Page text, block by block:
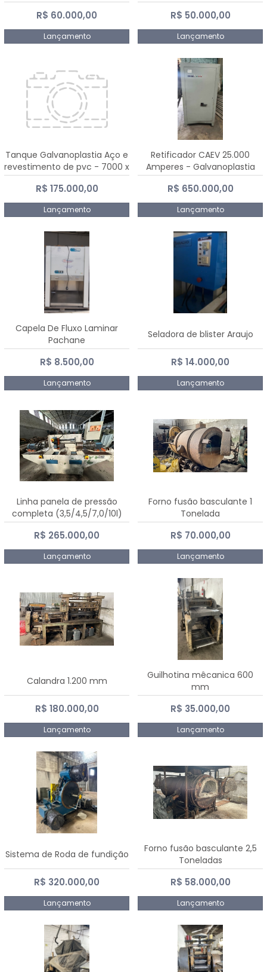
R$ 60.000,00
Lançamento
R$ 50.000,00
Lançamento
Tanque Galvanoplastia Aço e
revestimento de pvc - 7000 x
2200 mm
R$ 175.000,00
Lançamento
Retificador CAEV 25.000
Amperes - Galvanoplastia
R$ 650.000,00
Lançamento
Capela De Fluxo Laminar
Pachane
R$ 8.500,00
Lançamento
Seladora de blister Araujo
R$ 14.000,00
Lançamento
Linha panela de pressão
completa (3,5/4,5/7,0/10l)
R$ 265.000,00
Lançamento
Forno fusão basculante 1
Tonelada
R$ 70.000,00
Lançamento
Calandra 1.200 mm
R$ 180.000,00
Lançamento
Guilhotina mêcanica 600
mm
R$ 35.000,00
Lançamento
Sistema de Roda de fundição
R$ 320.000,00
Lançamento
Forno fusão basculante 2,5
Toneladas
R$ 58.000,00
Lançamento